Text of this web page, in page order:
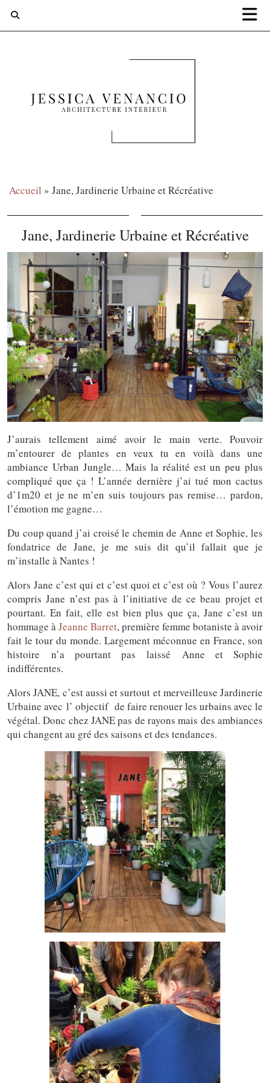
Accueil » Jane, Jardinerie Urbaine et Récréative
Jane, Jardinerie Urbaine et Récréative
J’aurais tellement aimé avoir le main verte. Pouvoir
m’entourer de plantes en veux tu en voilà dans une
ambiance Urban Jungle… Mais la réalité est un peu plus
compliqué que ça ! L’année dernière j’ai tué mon cactus
d’1m20 et je ne m’en suis toujours pas remise… pardon,
l’émotion me gagne…
Du coup quand j’ai croisé le chemin de Anne et Sophie, les
fondatrice de Jane, je me suis dit qu’il fallait que je
m’installe à Nantes !
Alors Jane c’est qui et c’est quoi et c’est où ? Vous l’aurez
compris Jane n’est pas à l’initiative de ce beau projet et
pourtant. En fait, elle est bien plus que ça, Jane c’est un
hommage àJeanne Barret, première femme botaniste à avoir
fait le tour du monde. Largement méconnue en France, son
histoire n’a pourtant pas laissé Anne et Sophie
indifférentes.
Alors JANE, c’est aussi et surtout et merveilleuse Jardinerie
Urbaine avec l’ objectif de faire renouer les urbains avec le
végétal. Donc chez JANE pas de rayons mais des ambiances
qui changent au gré des saisons et des tendances.